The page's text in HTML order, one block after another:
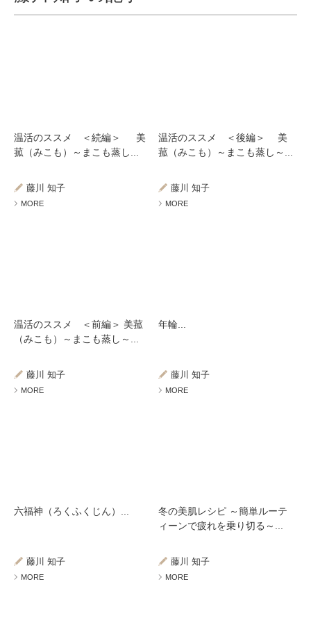
温活のススメ ＜続編＞ 美
菰（みこも）～まこも蒸し...
藤川 知子
MORE
温活のススメ ＜後編＞ 美
菰（みこも）～まこも蒸し～...
藤川 知子
MORE
温活のススメ ＜前編＞ 美菰
（みこも）～まこも蒸し～...
藤川 知子
MORE
年輪...
藤川 知子
MORE
六福神（ろくふくじん）...
藤川 知子
MORE
冬の美肌レシピ ～簡単ルーテ
ィーンで疲れを乗り切る～...
藤川 知子
MORE